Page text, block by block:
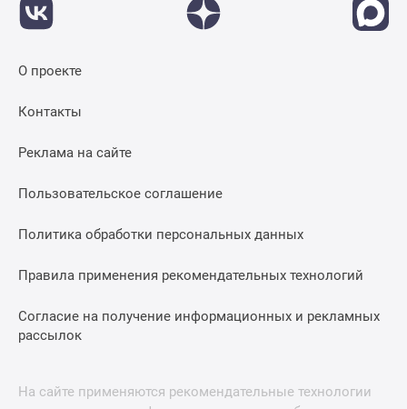
О проекте
Контакты
Реклама на сайте
Пользовательское соглашение
Политика обработки персональных данных
Правила применения рекомендательных технологий
Согласие на получение информационных и рекламных
рассылок
На сайте применяются рекомендательные технологии